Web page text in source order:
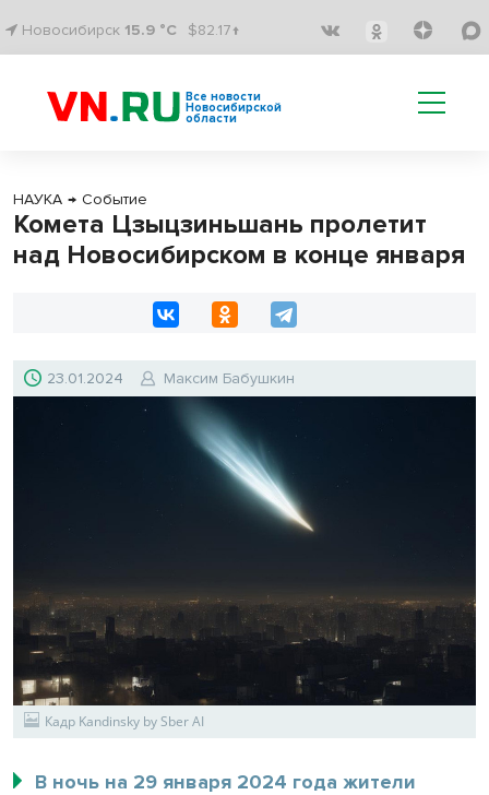
Новосибирск 15.9 °C $82.17↑
Все новости
Новосибирской
области
НАУКА → Событие
Комета Цзыцзиньшань пролетит
над Новосибирском в конце января
23.01.2024 Максим Бабушкин
Кадр Kandinsky by Sber AI
В ночь на 29 января 2024 года жители